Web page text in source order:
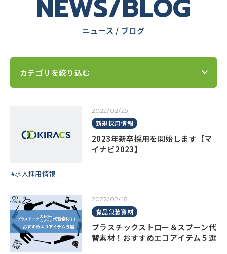
NEWS/BLOG
ニュース / ブログ
カテゴリを絞り込む
2022/02/25
新規採用情報
2023年新卒採用を開始します【マ
イナビ2023】
#求人採用情報
2022/02/18
食品包装資材
プラスチックストロー＆スプーン代
替素材！おすすめエコアイテム５選